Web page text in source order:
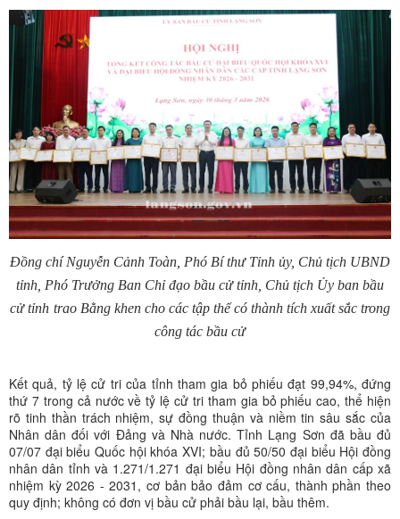
Đồng chí Nguyễn Cảnh Toàn, Phó Bí thư Tỉnh ủy, Chủ tịch UBND
tỉnh, Phó Trưởng Ban Chỉ đạo bầu cử tỉnh, Chủ tịch Ủy ban bầu
cử tỉnh trao Bằng khen cho các tập thể có thành tích xuất sắc trong
công tác bầu cử
Kết quả, tỷ lệ cử tri của tỉnh tham gia bỏ phiếu đạt 99,94%, đứng
thứ 7 trong cả nước về tỷ lệ cử tri tham gia bỏ phiếu cao, thể hiện
rõ tinh thần trách nhiệm, sự đồng thuận và niềm tin sâu sắc của
Nhân dân đối với Đảng và Nhà nước. Tỉnh Lạng Sơn đã bầu đủ
07/07 đại biểu Quốc hội khóa XVI; bầu đủ 50/50 đại biểu Hội đồng
nhân dân tỉnh và 1.271/1.271 đại biểu Hội đồng nhân dân cấp xã
nhiệm kỳ 2026 - 2031, cơ bản bảo đảm cơ cấu, thành phần theo
quy định; không có đơn vị bầu cử phải bầu lại, bầu thêm.